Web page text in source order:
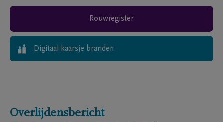
Rouwregister
Digitaal kaarsje branden
Overlijdensbericht